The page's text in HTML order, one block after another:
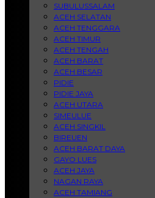
SUBULUSSALAM
ACEH SELATAN
ACEH TENGGARA
ACEH TIMUR
ACEH TENGAH
ACEH BARAT
ACEH BESAR
PIDIE
PIDIE JAYA
ACEH UTARA
SIMEULUE
ACEH SINGKIL
BIREUEN
ACEH BARAT DAYA
GAYO LUES
ACEH JAYA
NAGAN RAYA
ACEH TAMIANG